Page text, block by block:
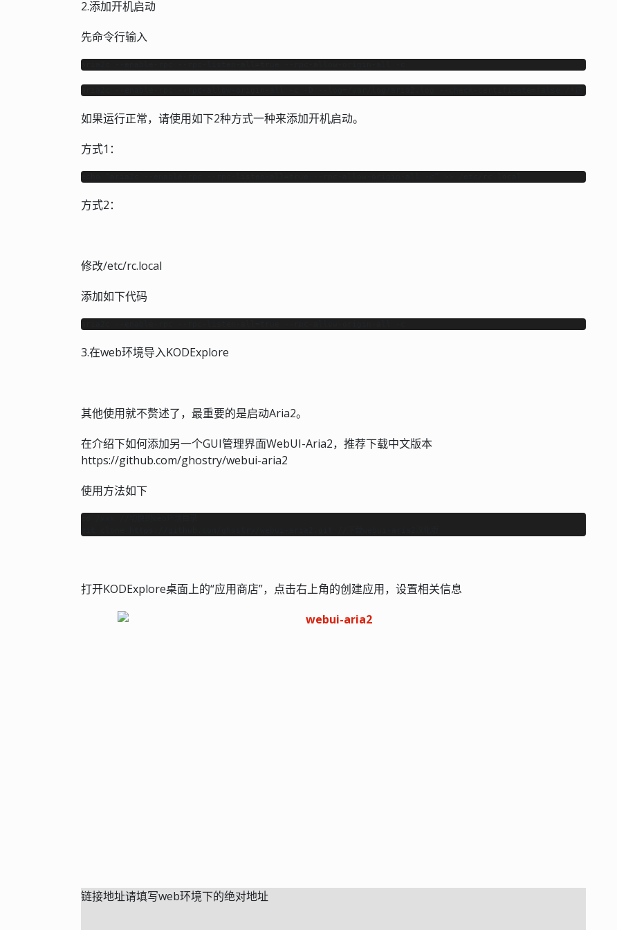
2.添加开机启动
先命令行输入
如果运行正常，请使用如下2种方式一种来添加开机启动。
方式1：
方式2：
修改/etc/rc.local
添加如下代码
3.在web环境导入KODExplore
其他使用就不赘述了，最重要的是启动Aria2。
在介绍下如何添加另一个GUI管理界面WebUI-Aria2，推荐下载中文版本
https://github.com/ghostry/webui-aria2
使用方法如下
打开KODExplore桌面上的“应用商店”，点击右上角的创建应用，设置相关信息
链接地址请填写web环境下的绝对地址